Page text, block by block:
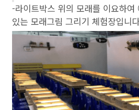
-라이트박스 위의 모래를 이요하여
있는 모래그림 그리기 체험장입니